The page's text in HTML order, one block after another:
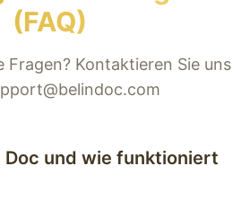
(FAQ)
Fragen? Kontaktieren Sie uns
Doc und wie funktioniert